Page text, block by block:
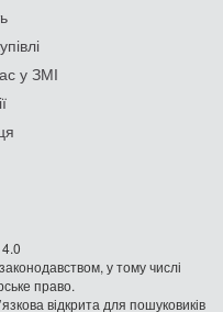
у ЗМІ
у тому числі
право.
відкрита для пошуковиків